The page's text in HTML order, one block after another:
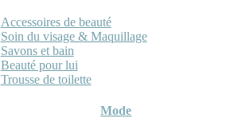
Accessoires de beauté
Soin du visage & Maquillage
Savons et bain
Beauté pour lui
Trousse de toilette
Mode